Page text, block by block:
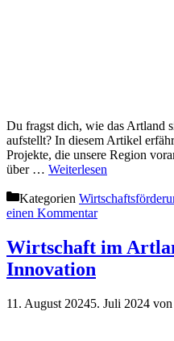
Du fragst dich, wie das Artland
aufstellt? In diesem Artikel
Projekte, die unsere Region
über … Weiterlesen
Kategorien
einen Kommentar
Wirtschaft im
Innovation
11. August 20245. Juli 2024 von